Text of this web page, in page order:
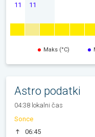
11 11
Maks (°C)
Astro podatki
04:38 lokalni čas
Sonce
06:45